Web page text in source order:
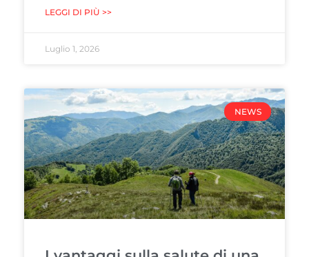
LEGGI DI PIÙ >>
Luglio 1, 2026
NEWS